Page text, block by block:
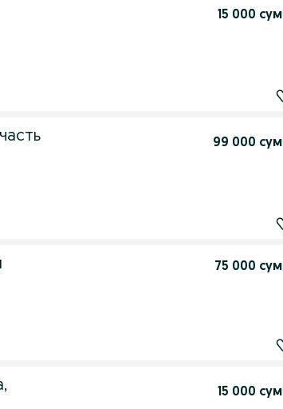
15 000 сум
99 000 сум
75 000 сум
15 000 сум